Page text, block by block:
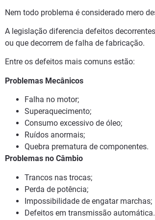
Nem todo problema é considerado mero
A legislação diferencia defeitos
ou que decorrem de falha de fabricação.
Entre os defeitos mais comuns estão:
Problemas Mecânicos
Falha no motor;
Superaquecimento;
Consumo excessivo de óleo;
Ruídos anormais;
Quebra prematura de componentes.
Problemas no Câmbio
Trancos nas trocas;
Perda de potência;
Impossibilidade de engatar marchas;
Defeitos em transmissão automática.